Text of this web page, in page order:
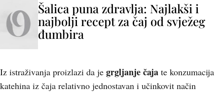
Šalica puna zdravlja: Najlakši i
najbolji recept za čaj od svježeg
đumbira
Iz istraživanja proizlazi da je grgljanje čaja te konzumacija
katehina iz čaja relativno jednostavan i učinkovit način